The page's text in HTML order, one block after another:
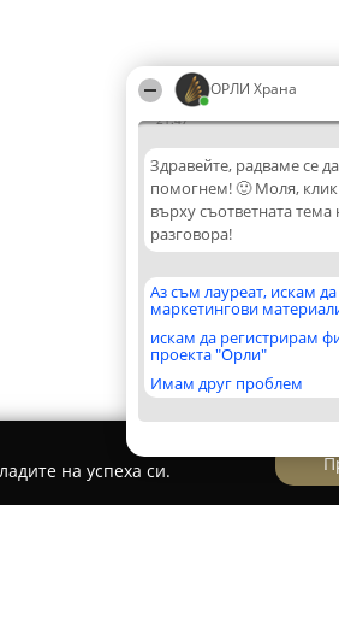
ОРЛИ Храна
21:47
Здравейте, радваме се
помогнем! 🙂 Моля,
върху съответната тема
разговора!
Аз съм лауреат, искам
маркетингови
искам да регистрирам
проекта "Орли"
Имам друг проблем
на успеха си.